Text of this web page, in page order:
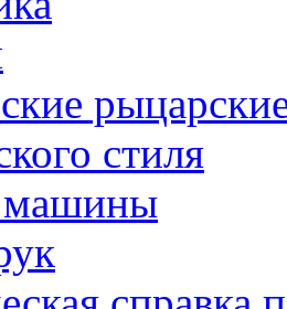
стиля
машины